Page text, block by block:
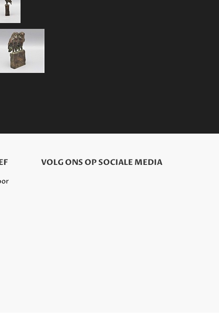
VOLG ONS OP SOCIALE MEDIA